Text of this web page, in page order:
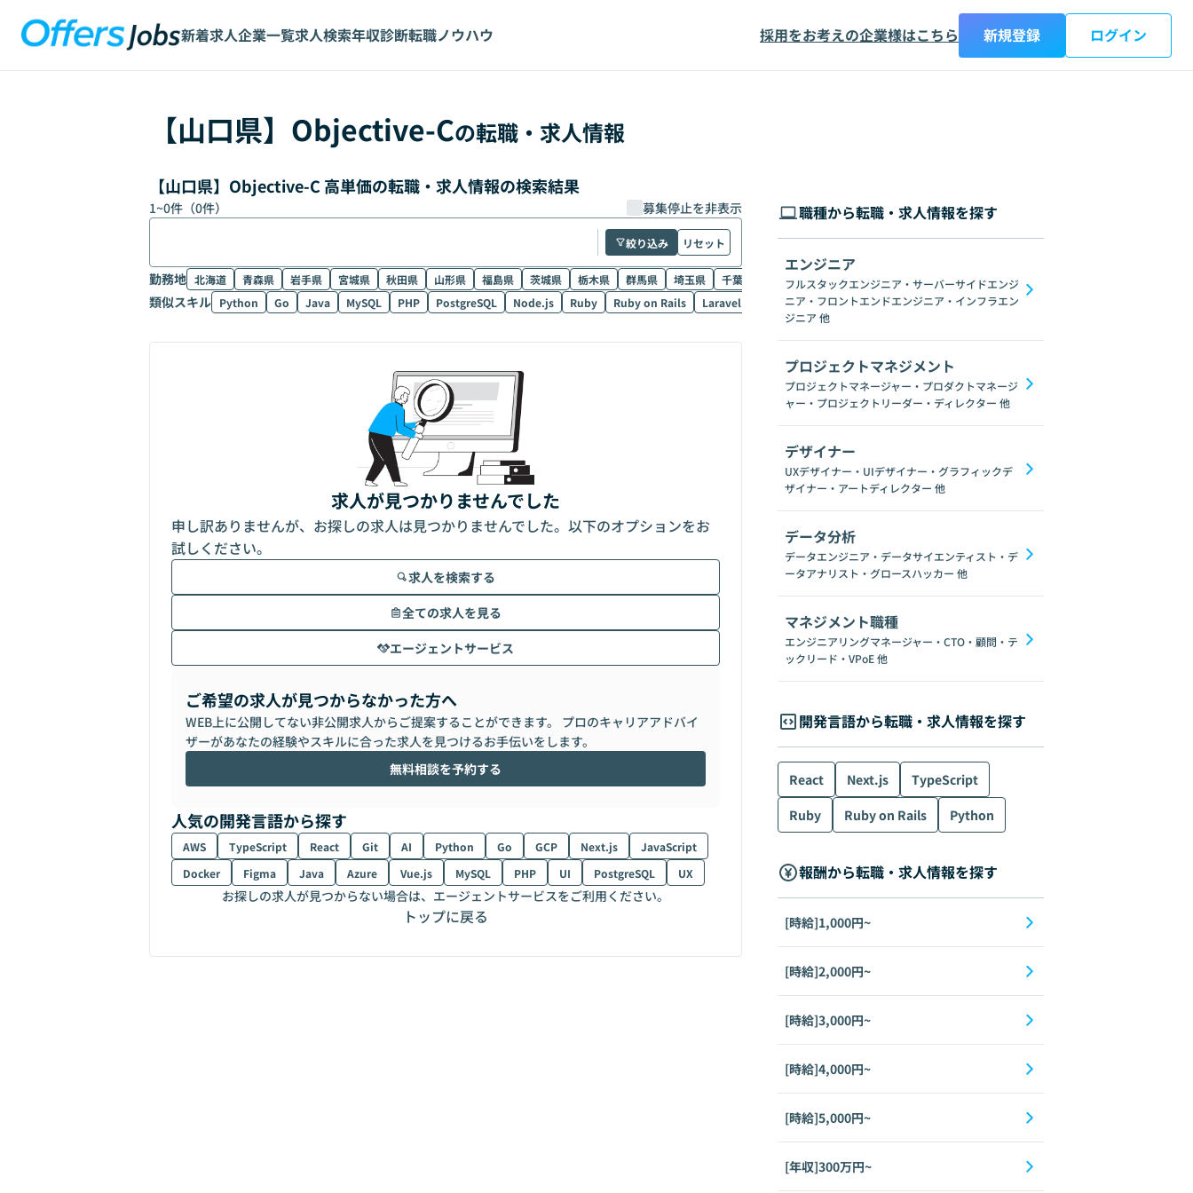
新着求人企業一覧求人検索年収診断転職ノウハウ 採用をお考えの企業様はこちら 新規登録 ログイン
【山口県】 Objective-Cの転職・求人情報
【山口県】Objective-C 高単価の転職・求人情報の検索結果
1~0件（0件） 募集停止を非表示
絞り込み リセット
勤務地 北海道 青森県 岩手県 宮城県 秋田県 山形県 福島県 茨城県 栃木県 群馬県 埼玉県 千葉県 東京都 神奈川県 新潟県 富山県 石川県
類似スキル Python Go Java MySQL PHP PostgreSQL Node.js Ruby Ruby on Rails Laravel C# GraphQL SpringFramework Redis
求人が見つかりませんでした
申し訳ありませんが、お探しの求人は見つかりませんでした。以下のオプションをお
試しください。
求人を検索する
全ての求人を見る
エージェントサービス
ご希望の求人が見つからなかった方へ
WEB上に公開してない非公開求人からご提案することができます。 プロのキャリアアドバイ
ザーがあなたの経験やスキルに合った求人を見つけるお手伝いをします。
無料相談を予約する
人気の開発言語から探す
AWS TypeScript React Git AI Python Go GCP Next.js
JavaScript
Docker
Figma Java Azure Vue.js MySQL PHP UI PostgreSQL UX
お探しの求人が見つからない場合は、エージェントサービスをご利用ください。
トップに戻る
職種から転職・求人情報を探す
エンジニア
フルスタックエンジニア・サーバーサイドエンジ
ニア・フロントエンドエンジニア・インフラエン
ジニア 他
プロジェクトマネジメント
プロジェクトマネージャー・プロダクトマネージ
ャー・プロジェクトリーダー・ディレクター 他
デザイナー
UXデザイナー・UIデザイナー・グラフィックデ
ザイナー・アートディレクター 他
データ分析
データエンジニア・データサイエンティスト・デ
ータアナリスト・グロースハッカー 他
マネジメント職種
エンジニアリングマネージャー・CTO・顧問・テ
ックリード・VPoE他
開発言語から転職・求人情報を探す
React Next.js
TypeScript
Ruby
Ruby on Rails Python
報酬から転職・求人情報を探す
[時給]1,000円~
[時給]2,000円~
[時給]3,000円~
[時給]4,000円~
[時給]5,000円~
[年収]300万円~